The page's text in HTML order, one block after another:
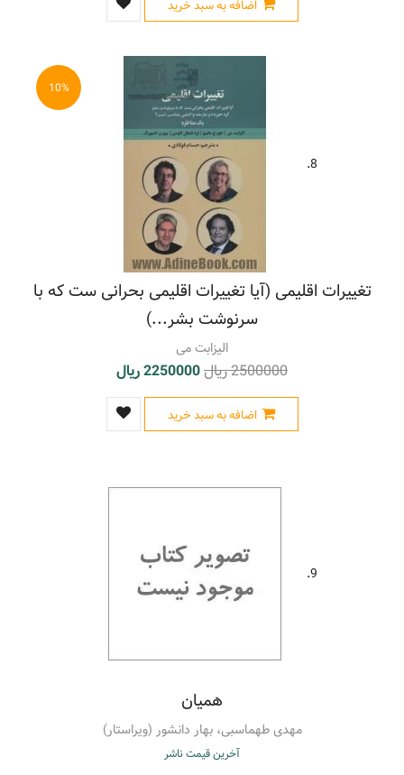
اضافه به سبد خرید
10%
8.
تغییرات اقلیمی (آیا تغییرات اقلیمی بحرانی ست که با
سرنوشت بشر...)
الیزابت می
2500000 ریال 2250000 ریال
اضافه به سبد خرید
9.
همیان
مهدی طهماسبی، بهار دانشور (ویراستار)
آخرین قیمت ناشر